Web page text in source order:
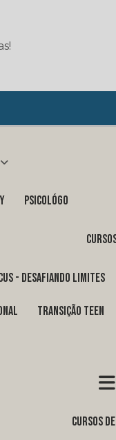
Psicológo
- DESAFIANDO LIMITES
TRANSIÇÃO TEEN
cursos